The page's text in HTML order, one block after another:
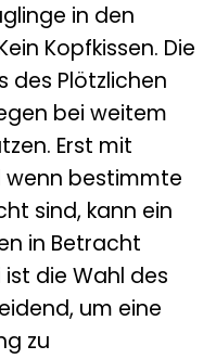
in den
Kopfkissen. Die
des Plötzlichen
bei weitem
Erst mit
wenn bestimmte
sind, kann ein
in Betracht
die Wahl des
um eine
zu